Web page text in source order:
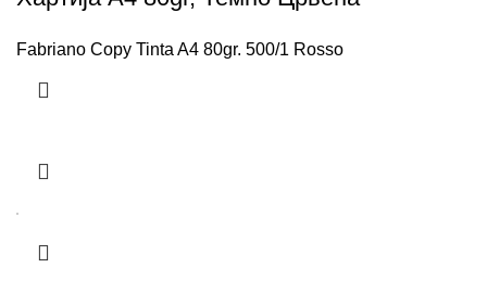
Fabriano Copy Tinta A4 80gr. 500/1 Rosso